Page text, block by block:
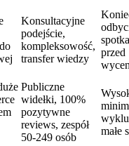
Konsultacyjne
podejście,
kompleksowość,
transfer wiedzy
przed
Publiczne
widełki, 100%
pozytywne
reviews, zespół
50-249 osób
małe